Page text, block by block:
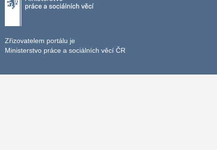
Zřizovatelem portálu je
Ministerstvo práce a sociálních věcí ČR